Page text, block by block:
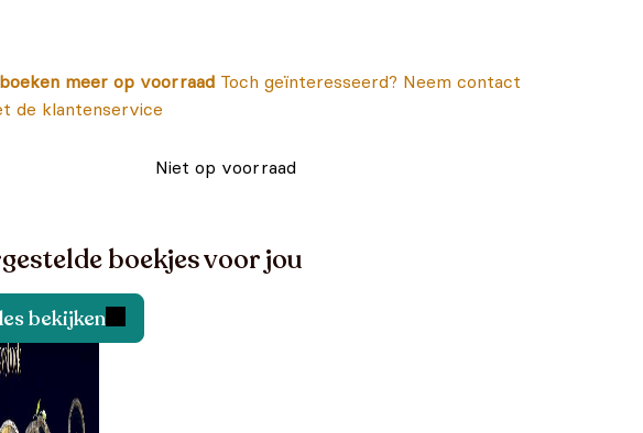
meer op voorraad Toch geïnteresseerd? Neem contact
de klantenservice
Niet op voorraad
boekjes voor jou
bekijken